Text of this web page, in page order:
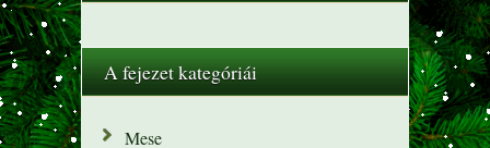
A fejezet kategóriái
Mese